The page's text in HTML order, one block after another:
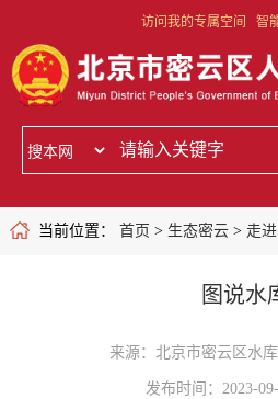
访问我的专属空间 智
当前位置： 首页 > 生态密云> 走
图说水
来源：北京市密云区水
发布时间：2023-